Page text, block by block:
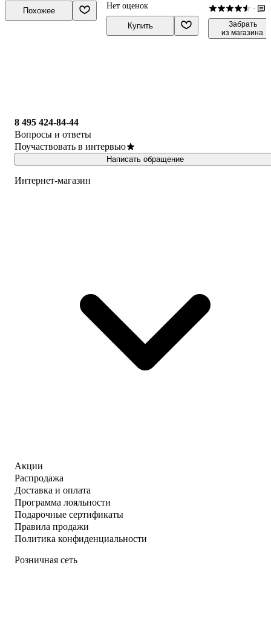
Похожее Нет оценок
Купить
·
Забрать
из магазина
8 495 424-84-44
Вопросы и ответы
Поучаствовать в интервью
Написать обращение
Интернет-магазин
Акции
Распродажа
Доставка и оплата
Программа лояльности
Подарочные сертификаты
Правила продажи
Политика конфиденциальности
Розничная сеть